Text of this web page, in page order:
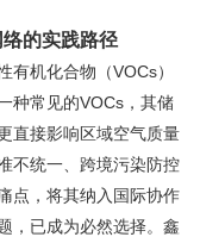
的实践路径
有机化合物（VOCs）
种常见的VOCs，其储
直接影响区域空气质量
不统一、跨境污染防控
点，将其纳入国际协作
，已成为必然选择。鑫